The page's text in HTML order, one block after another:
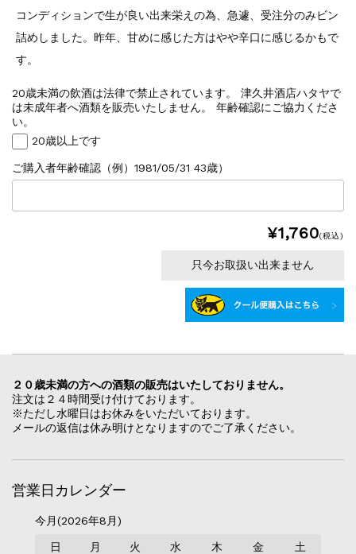
コンディションで生が良い出来栄えの為、急遽、受注分のみビン
詰めしました。昨年、甘めに感じた方はやや辛口に感じるかもで
す。
20歳未満の飲酒は法律で禁止されています。 津久井酒店ハタヤで
は未成年者へ酒類を販売いたしません。 年齢確認にご協力くださ
い。
20歳以上です
ご購入者年齢確認（例）1981/05/31 43歳）
¥1,760(税込)
只今お取扱い出来ません
２０歳未満の方への酒類の販売はいたしておりません。
注文は２４時間受け付けております。
※ただし水曜日はお休みをいただいております。
メールの返信は休み明けとなりますのでご了承ください。
営業日カレンダー
今月(2026年8月)
日 月 火 水 木 金 土